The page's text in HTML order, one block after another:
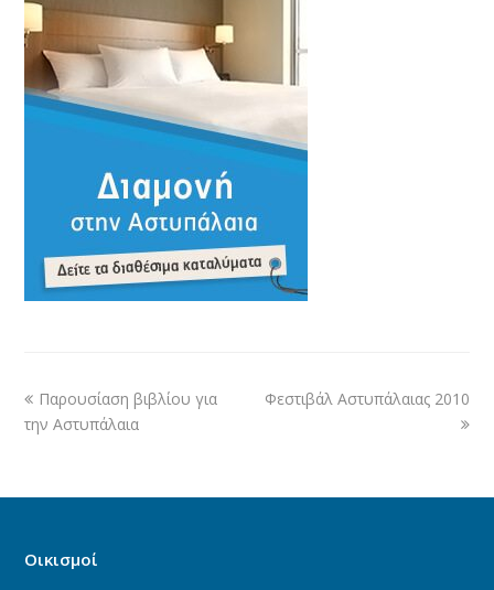
Παρουσίαση βιβλίου για
την Αστυπάλαια
Φεστιβάλ Αστυπάλαιας 2010
Οικισμοί